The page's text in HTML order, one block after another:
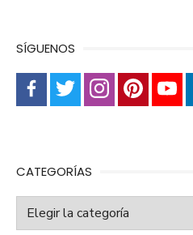
SÍGUENOS
CATEGORÍAS
Categorías